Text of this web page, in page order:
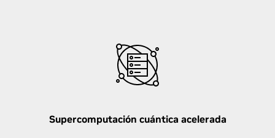
Supercomputación cuántica acelerada